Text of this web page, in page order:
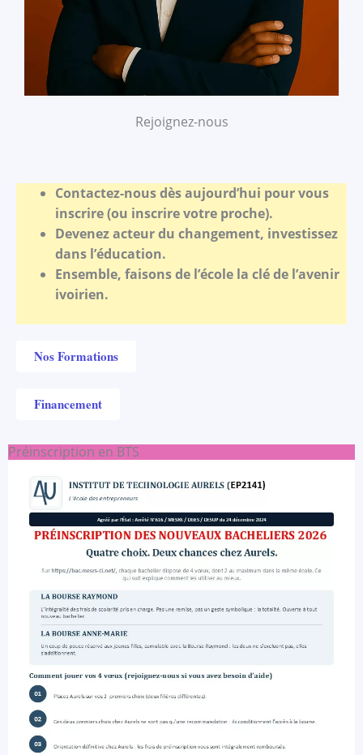
Rejoignez-nous
Contactez-nous dès aujourd’hui pour vous
inscrire (ou inscrire votre proche).
Devenez acteur du changement, investissez
dans l’éducation.
Ensemble, faisons de l’école la clé de l’avenir
ivoirien.
Nos Formations
Financement
Préinscription en BTS